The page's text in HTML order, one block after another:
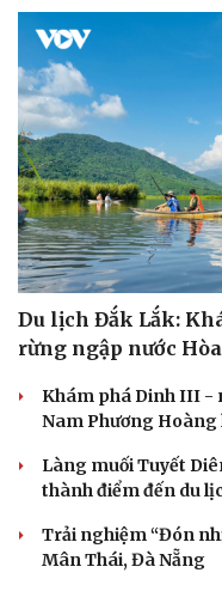
Du lịch Đắk Lắk:
rừng ngập nước
Khám phá Dinh III -
Nam Phương Hoàng
Làng muối Tuyết
thành điểm đến du
Trải nghiệm “Đón
Mân Thái, Đà Nẵng